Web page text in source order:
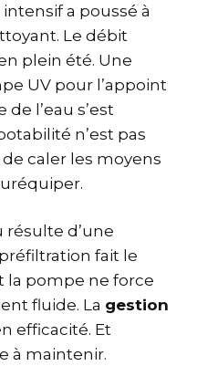
a poussé à
Le débit
plein été. Une
UV pour l’appoint
l’eau s’est
n’est pas
caler les moyens
résulte d’une
fait le
la pompe ne force
fluide. La gestion
efficacité. Et
à maintenir.